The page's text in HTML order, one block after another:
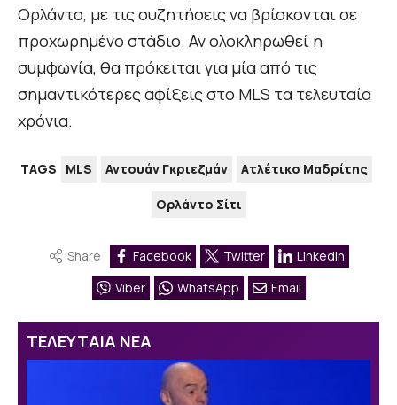
Ορλάντο, με τις συζητήσεις να βρίσκονται σε
προχωρημένο στάδιο. Αν ολοκληρωθεί η
συμφωνία, θα πρόκειται για μία από τις
σημαντικότερες αφίξεις στο MLS τα τελευταία
χρόνια.
TAGS MLS Αντουάν Γκριεζμάν Ατλέτικο Μαδρίτης
Ορλάντο Σίτι
Share Facebook Twitter
Linkedin
Viber
WhatsApp Email
ΤΕΛΕΥΤΑΙΑ ΝΕΑ